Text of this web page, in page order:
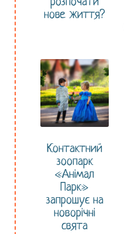
нове життя?
Контактний
зоопарк
«Анімал
Парк»
запрошує на
новорічні
свята